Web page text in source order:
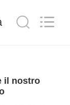
il nostro